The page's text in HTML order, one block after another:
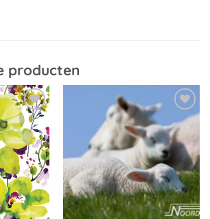
producten
Toevoegen
aan
verlanglijst
Toevoegen
aan
verlanglijst